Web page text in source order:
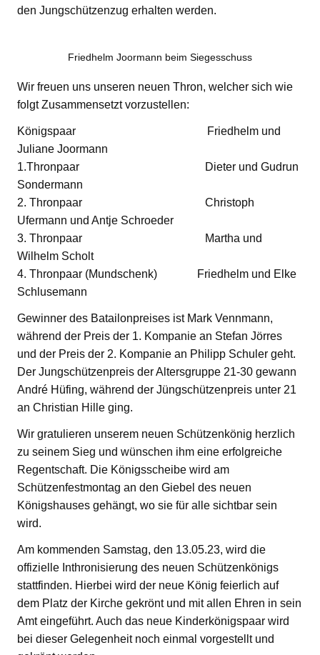
den Jungschützenzug erhalten werden.
Friedhelm Joormann beim Siegesschuss
Wir freuen uns unseren neuen Thron, welcher sich wie
folgt Zusammensetzt vorzustellen:
Königspaar Friedhelm und
Juliane Joormann
1.Thronpaar Dieter und Gudrun
Sondermann
2. Thronpaar Christoph
Ufermann und Antje Schroeder
3. Thronpaar Martha und
Wilhelm Scholt
4. Thronpaar (Mundschenk) Friedhelm und Elke
Schlusemann
Gewinner des Batailonpreises ist Mark Vennmann,
während der Preis der 1. Kompanie an Stefan Jörres
und der Preis der 2. Kompanie an Philipp Schuler geht.
Der Jungschützenpreis der Altersgruppe 21-30 gewann
André Hüfing, während der Jüngschützenpreis unter 21
an Christian Hille ging.
Wir gratulieren unserem neuen Schützenkönig herzlich
zu seinem Sieg und wünschen ihm eine erfolgreiche
Regentschaft. Die Königsscheibe wird am
Schützenfestmontag an den Giebel des neuen
Königshauses gehängt, wo sie für alle sichtbar sein
wird.
Am kommenden Samstag, den 13.05.23, wird die
offizielle Inthronisierung des neuen Schützenkönigs
stattfinden. Hierbei wird der neue König feierlich auf
dem Platz der Kirche gekrönt und mit allen Ehren in sein
Amt eingeführt. Auch das neue Kinderkönigspaar wird
bei dieser Gelegenheit noch einmal vorgestellt und